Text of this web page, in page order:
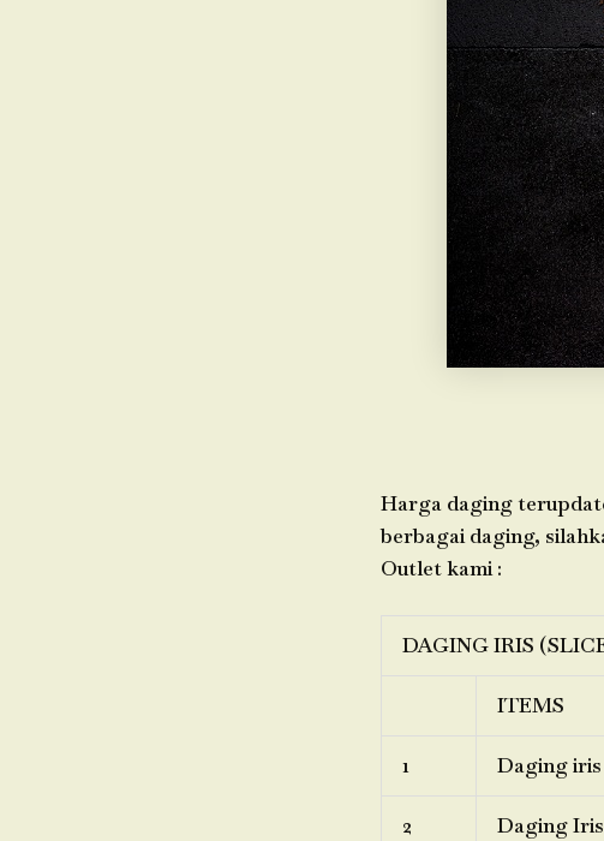
Harga daging
berbagai daging,
Outlet kami :
DAGING IRIS
ITEMS
1 Daging
2 Daging